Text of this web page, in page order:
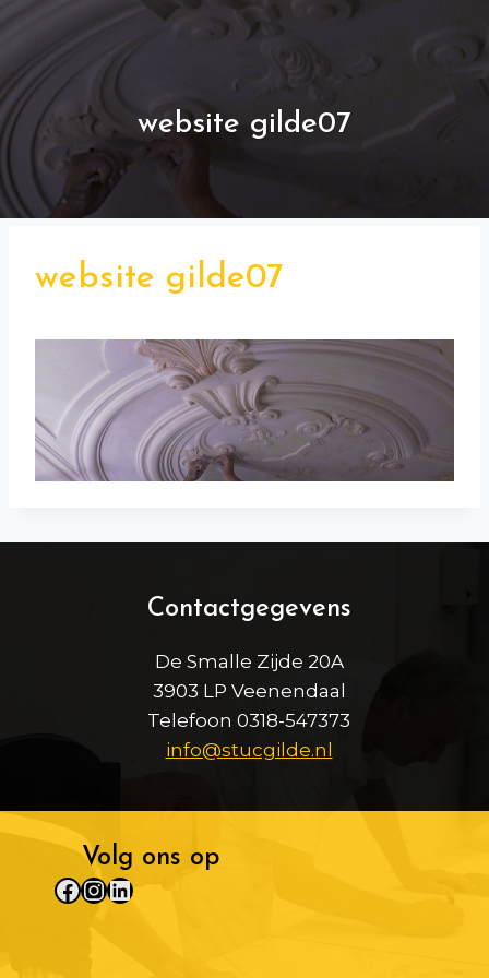
website gilde07
website gilde07
Contactgegevens
De Smalle Zijde 20A
3903 LP Veenendaal
Telefoon 0318-547373
info@stucgilde.nl
Volg ons op
Facebook
Instagram
LinkedIn